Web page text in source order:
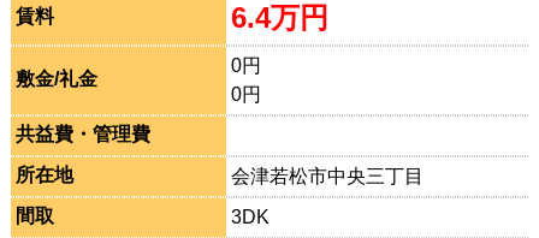
賃料 6.4万円
敷金/礼金
0円
0円
共益費・管理費
所在地
会津若松市中央三丁目
間取
3DK